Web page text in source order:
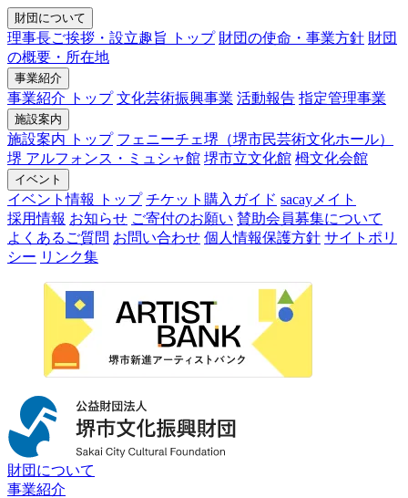
財団について
理事長ご挨拶・設立趣旨 トップ 財団の使命・事業方針 財団
の概要・所在地
事業紹介
事業紹介 トップ 文化芸術振興事業 活動報告 指定管理事業
施設案内
施設案内 トップ フェニーチェ堺（堺市民芸術文化ホール）
堺 アルフォンス・ミュシャ館 堺市立文化館 栂文化会館
イベント
イベント情報 トップ チケット購入ガイド sacayメイト
採用情報 お知らせ ご寄付のお願い 賛助会員募集について
よくあるご質問 お問い合わせ 個人情報保護方針 サイトポリ
シー リンク集
財団について
事業紹介